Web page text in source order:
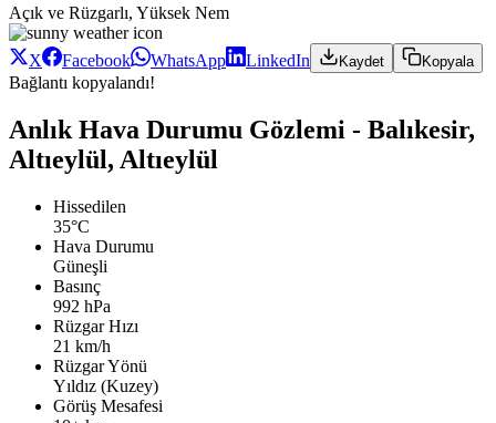
Açık ve Rüzgarlı, Yüksek Nem
X Facebook WhatsApp LinkedIn Kaydet Kopyala
Bağlantı kopyalandı!
Anlık Hava Durumu Gözlemi - Balıkesir,
Altıeylül, Altıeylül
Hissedilen
35°C
Hava Durumu
Güneşli
Basınç
992 hPa
Rüzgar Hızı
21 km/h
Rüzgar Yönü
Yıldız (Kuzey)
Görüş Mesafesi